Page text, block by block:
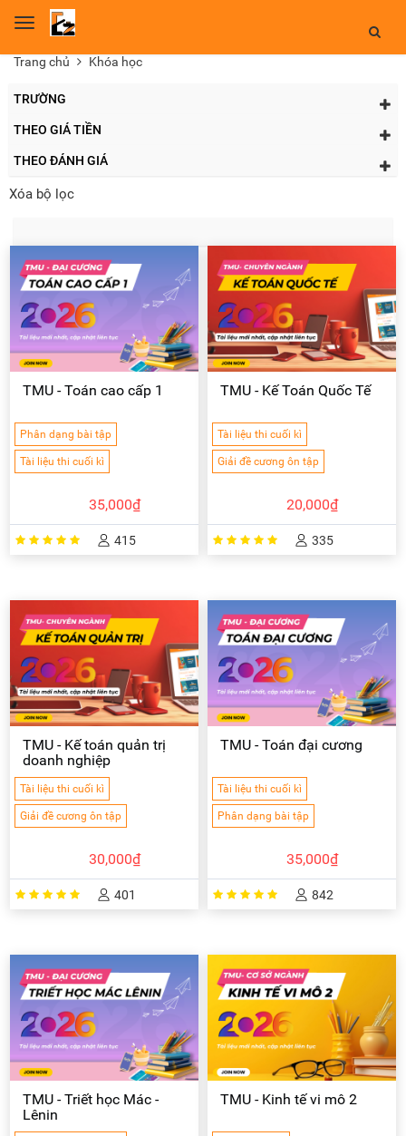
Toggle
Trang chủ Khóa học
TRƯỜNG
THEO GIÁ TIỀN
THEO ĐÁNH GIÁ
Xóa bộ lọc
TMU - Toán cao cấp 1
Phân dạng bài tập
Tài liệu thi cuối kì
35,000₫
415
TMU - Kế Toán Quốc Tế
Tài liệu thi cuối kì
Giải đề cương ôn tập
20,000₫
335
TMU - Kế toán quản trị
doanh nghiệp
Tài liệu thi cuối kì
Giải đề cương ôn tập
30,000₫
401
TMU - Toán đại cương
Tài liệu thi cuối kì
Phân dạng bài tập
35,000₫
842
TMU - Triết học Mác -
Lênin
TMU - Kinh tế vi mô 2